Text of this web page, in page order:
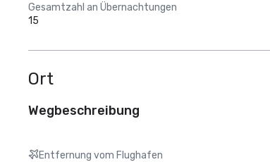
Gesamtzahl an Übernachtungen
15
Ort
Wegbeschreibung
Entfernung vom Flughafen